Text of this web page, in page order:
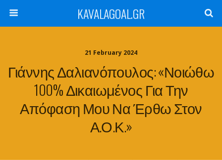
KAVALAGOAL.GR
21 February 2024
Γιάννης Δαλιανόπουλος: «Νοιώθω
100% Δικαιωμένος Για Την
Απόφαση Μου Να Έρθω Στον
Α.Ο.Κ.»